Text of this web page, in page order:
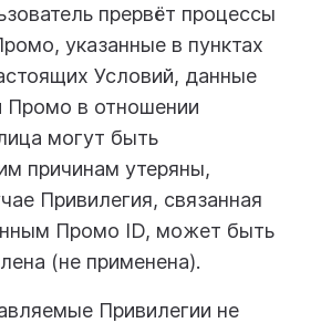
прервёт процессы
указанные в пунктах
Условий, данные
Промо в отношении
могут быть
причинам утеряны,
Привилегия, связанная
Промо ID, может быть
(не применена).
Привилегии не